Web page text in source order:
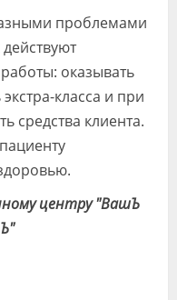
проблемами
оказывать
класса и при
средства клиента.
центру "ВашЪ